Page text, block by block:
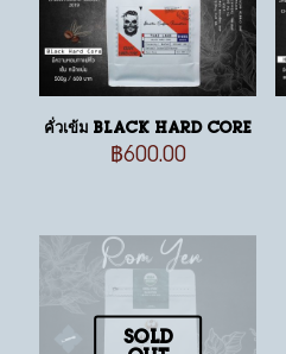
คั่วเข้ม Black Hard Core
฿600.00
Sold